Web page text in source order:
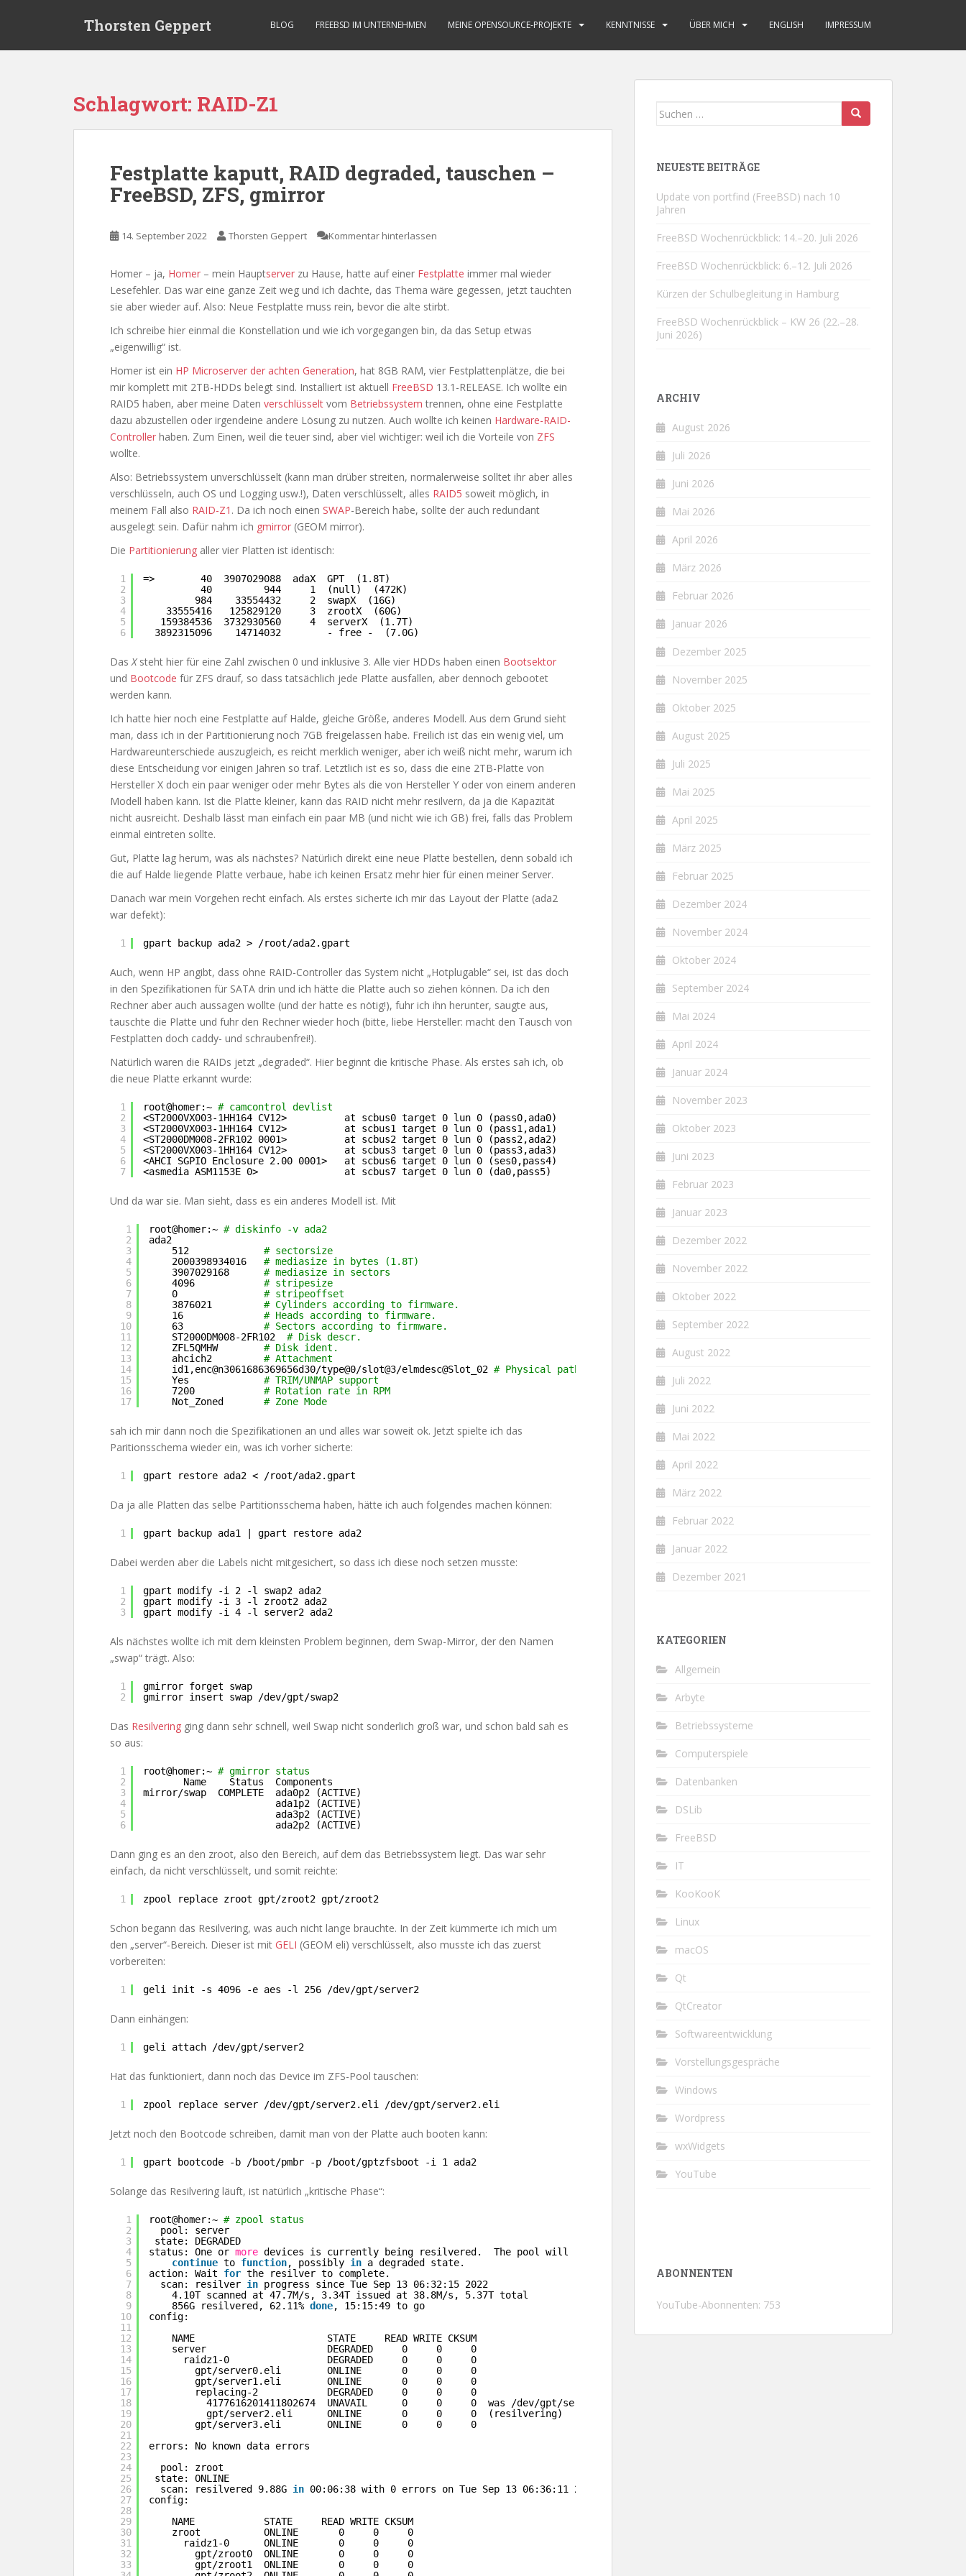
Thorsten Geppert BLOG FREEBSD IM UNTERNEHMEN MEINE OPENSOURCE-PROJEKTE KENNTNISSE ÜBER MICH ENGLISH IMPRESSUM
Schlagwort: RAID-Z1
Festplatte kaputt, RAID degraded, tauschen –
FreeBSD, ZFS, gmirror
14. September 2022 Thorsten Geppert Kommentar hinterlassen
Homer – ja, Homer – mein Hauptserver zu Hause, hatte auf einer Festplatte immer mal wieder
Lesefehler. Das war eine ganze Zeit weg und ich dachte, das Thema wäre gegessen, jetzt tauchten
sie aber wieder auf. Also: Neue Festplatte muss rein, bevor die alte stirbt.
Ich schreibe hier einmal die Konstellation und wie ich vorgegangen bin, da das Setup etwas
„eigenwillig“ ist.
Homer ist ein HP Microserver der achten Generation, hat 8GB RAM, vier Festplattenplätze, die bei
mir komplett mit 2TB-HDDs belegt sind. Installiert ist aktuell FreeBSD 13.1-RELEASE. Ich wollte ein
RAID5 haben, aber meine Daten verschlüsselt vom Betriebssystem trennen, ohne eine Festplatte
dazu abzustellen oder irgendeine andere Lösung zu nutzen. Auch wollte ich keinen Hardware-RAID-
Controller haben. Zum Einen, weil die teuer sind, aber viel wichtiger: weil ich die Vorteile von ZFS
wollte.
Also: Betriebssystem unverschlüsselt (kann man drüber streiten, normalerweise solltet ihr aber alles
verschlüsseln, auch OS und Logging usw.!), Daten verschlüsselt, alles RAID5 soweit möglich, in
meinem Fall also RAID-Z1 . Da ich noch einen SWAP-Bereich habe, sollte der auch redundant
ausgelegt sein. Dafür nahm ich gmirror (GEOM mirror).
Die Partitionierung aller vier Platten ist identisch:
1
2
3
4
5
6
=>        40  3907029088  adaX  GPT  (1.8T)
40         944     1  (null)  (472K)
984    33554432     2  swapX  (16G)
33555416   125829120     3  zrootX  (60G)
159384536  3732930560     4  serverX  (1.7T)
3892315096    14714032        - free -  (7.0G)
DasXsteht hier für eine Zahl zwischen 0 und inklusive 3. Alle vier HDDs haben einen Bootsektor
und Bootcode für ZFS drauf, so dass tatsächlich jede Platte ausfallen, aber dennoch gebootet
werden kann.
Ich hatte hier noch eine Festplatte auf Halde, gleiche Größe, anderes Modell. Aus dem Grund sieht
man, dass ich in der Partitionierung noch 7GB freigelassen habe. Freilich ist das ein wenig viel, um
Hardwareunterschiede auszugleich, es reicht merklich weniger, aber ich weiß nicht mehr, warum ich
diese Entscheidung vor einigen Jahren so traf. Letztlich ist es so, dass die eine 2TB-Platte von
Hersteller X doch ein paar weniger oder mehr Bytes als die von Hersteller Y oder von einem anderen
Modell haben kann. Ist die Platte kleiner, kann das RAID nicht mehr resilvern, da ja die Kapazität
nicht ausreicht. Deshalb lässt man einfach ein paar MB (und nicht wie ich GB) frei, falls das Problem
einmal eintreten sollte.
Gut, Platte lag herum, was als nächstes? Natürlich direkt eine neue Platte bestellen, denn sobald ich
die auf Halde liegende Platte verbaue, habe ich keinen Ersatz mehr hier für einen meiner Server.
Danach war mein Vorgehen recht einfach. Als erstes sicherte ich mir das Layout der Platte (ada2
war defekt):
1 gpart backup ada2 > /root/ada2.gpart
Auch, wenn HP angibt, dass ohne RAID-Controller das System nicht „Hotplugable“ sei, ist das doch
in den Spezifikationen für SATA drin und ich hätte die Platte auch so ziehen können. Da ich den
Rechner aber auch aussagen wollte (und der hatte es nötig!), fuhr ich ihn herunter, saugte aus,
tauschte die Platte und fuhr den Rechner wieder hoch (bitte, liebe Hersteller: macht den Tausch von
Festplatten doch caddy- und schraubenfrei!).
Natürlich waren die RAIDs jetzt „degraded“. Hier beginnt die kritische Phase. Als erstes sah ich, ob
die neue Platte erkannt wurde:
1
2
3
4
5
6
7
root@homer:~ # camcontrol devlist
<ST2000VX003-1HH164 CV12>          at scbus0 target 0 lun 0 (pass0,ada0)
<ST2000VX003-1HH164 CV12>          at scbus1 target 0 lun 0 (pass1,ada1)
<ST2000DM008-2FR102 0001>          at scbus2 target 0 lun 0 (pass2,ada2)
<ST2000VX003-1HH164 CV12>          at scbus3 target 0 lun 0 (pass3,ada3)
<AHCI SGPIO Enclosure 2.00 0001>   at scbus6 target 0 lun 0 (ses0,pass4)
<asmedia ASM1153E 0>               at scbus7 target 0 lun 0 (da0,pass5)
Und da war sie. Man sieht, dass es ein anderes Modell ist. Mit
1
2
3
4
5
6
7
8
9
10
11
12
13
14
15
16
17
root@homer:~ # diskinfo -v ada2
ada2
512 # sectorsize
2000398934016 # mediasize in bytes (1.8T)
3907029168 # mediasize in sectors
4096 # stripesize
0 # stripeoffset
3876021 # Cylinders according to firmware.
16 # Heads according to firmware.
63 # Sectors according to firmware.
ST2000DM008-2FR102 # Disk descr.
ZFL5QMHW # Disk ident.
ahcich2 # Attachment
id1,enc@n3061686369656d30/type@0/slot@3/elmdesc@Slot_02 # Physical path
Yes # TRIM/UNMAP support
7200 # Rotation rate in RPM
Not_Zoned # Zone Mode
sah ich mir dann noch die Spezifikationen an und alles war soweit ok. Jetzt spielte ich das
Paritionsschema wieder ein, was ich vorher sicherte:
1 gpart restore ada2 < /root/ada2.gpart
Da ja alle Platten das selbe Partitionsschema haben, hätte ich auch folgendes machen können:
1 gpart backup ada1 | gpart restore ada2
Dabei werden aber die Labels nicht mitgesichert, so dass ich diese noch setzen musste:
1
2
3
gpart modify -i 2 -l swap2 ada2
gpart modify -i 3 -l zroot2 ada2
gpart modify -i 4 -l server2 ada2
Als nächstes wollte ich mit dem kleinsten Problem beginnen, dem Swap-Mirror, der den Namen
„swap“ trägt. Also:
1
2
gmirror forget swap
gmirror insert swap
/dev/gpt/swap2
Das Resilvering ging dann sehr schnell, weil Swap nicht sonderlich groß war, und schon bald sah es
so aus:
1
2
3
4
5
6
root@homer:~ # gmirror status
Name    Status  Components
mirror/swap
COMPLETE  ada0p2 (ACTIVE)
ada1p2 (ACTIVE)
ada3p2 (ACTIVE)
ada2p2 (ACTIVE)
Dann ging es an den zroot, also den Bereich, auf dem das Betriebssystem liegt. Das war sehr
einfach, da nicht verschlüsselt, und somit reichte:
1 zpool replace zroot gpt/zroot2 gpt/zroot2
Schon begann das Resilvering, was auch nicht lange brauchte. In der Zeit kümmerte ich mich um
den „server“-Bereich. Dieser ist mit GELI (GEOM eli) verschlüsselt, also musste ich das zuerst
vorbereiten:
1 geli init -s 4096 -e aes -l 256 /dev/gpt/server2
Dann einhängen:
1 geli attach /dev/gpt/server2
Hat das funktioniert, dann noch das Device im ZFS-Pool tauschen:
1 zpool replace server /dev/gpt/server2.eli /dev/gpt/server2.eli
Jetzt noch den Bootcode schreiben, damit man von der Platte auch booten kann:
1 gpart bootcode -b /boot/pmbr -p /boot/gptzfsboot -i 1 ada2
Solange das Resilvering läuft, ist natürlich „kritische Phase“:
1
2
3
4
5
6
7
8
9
10
11
12
13
14
15
16
17
18
19
20
21
22
23
24
25
26
27
28
29
30
31
32
33
root@homer:~ # zpool status
pool: server
state: DEGRADED
status: One or more devices is currently being resilvered.  The pool will
continue to function, possibly in a degraded state.
action: Wait for the resilver to complete.
scan: resilver in progress since Tue Sep 13 06:32:15 2022
4.10T scanned at 47.7M/s , 3.34T issued at 38.8M/s , 5.37T total
856G resilvered, 62.11% done, 15:15:49 to go
config:
NAME                       STATE     READ WRITE CKSUM
server                     DEGRADED     0     0     0
raidz1-0                 DEGRADED     0     0     0
gpt/server0.eli        ONLINE       0     0     0
gpt/server1 .eli        ONLINE       0     0     0
replacing-2            DEGRADED     0     0     0
4177616201411802674  UNAVAIL      0     0     0  was
/dev/gpt/server2
gpt/server2.eli      ONLINE       0     0     0  (resilvering)
gpt/server3.eli        ONLINE       0     0     0
errors: No known data errors
pool: zroot
state: ONLINE
scan: resilvered 9.88G in 00:06:38 with 0 errors on Tue Sep 13 06:36:11 2022
config:
NAME            STATE     READ WRITE CKSUM
zroot           ONLINE       0     0     0
raidz1-0      ONLINE       0     0     0
gpt/zroot0
ONLINE       0     0     0
gpt/zroot1
ONLINE       0     0     0
Suchen
NEUESTE BEITRÄGE
Update von portfind (FreeBSD) nach 10
Jahren
FreeBSD Wochenrückblick: 14.–20. Juli 2026
FreeBSD Wochenrückblick: 6.–12. Juli 2026
Kürzen der Schulbegleitung in Hamburg
FreeBSD Wochenrückblick – KW 26 (22.–28.
Juni 2026)
ARCHIV
August 2026
Juli 2026
Juni 2026
Mai 2026
April 2026
März 2026
Februar 2026
Januar 2026
Dezember 2025
November 2025
Oktober 2025
August 2025
Juli 2025
Mai 2025
April 2025
März 2025
Februar 2025
Dezember 2024
November 2024
Oktober 2024
September 2024
Mai 2024
April 2024
Januar 2024
November 2023
Oktober 2023
Juni 2023
Februar 2023
Januar 2023
Dezember 2022
November 2022
Oktober 2022
September 2022
August 2022
Juli 2022
Juni 2022
Mai 2022
April 2022
März 2022
Februar 2022
Januar 2022
Dezember 2021
KATEGORIEN
Allgemein
Arbyte
Betriebssysteme
Computerspiele
Datenbanken
DSLib
FreeBSD
IT
KooKooK
Linux
macOS
Qt
QtCreator
Softwareentwicklung
Vorstellungsgespräche
Windows
Wordpress
wxWidgets
YouTube
ABONNENTEN
YouTube-Abonnenten: 753